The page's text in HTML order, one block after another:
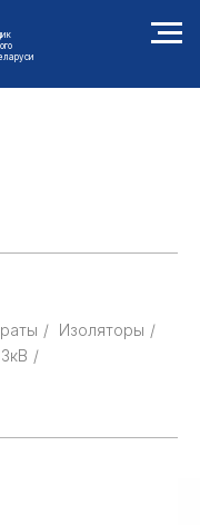
/ Изоляторы /
/